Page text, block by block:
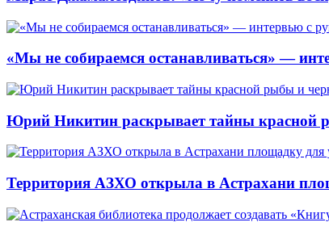
«Мы не собираемся останавливаться» —
Юрий Никитин раскрывает тайны красной
Территория АЗХО открыла в Астрахани